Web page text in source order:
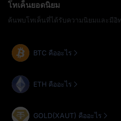
โทเค็นยอดนิยม
ค้นพบโทเค็นที่ได้รับความนิยมและมีอิ
BTC คืออะไร
ETH คืออะไร
GOLD(XAUT) คืออะไร